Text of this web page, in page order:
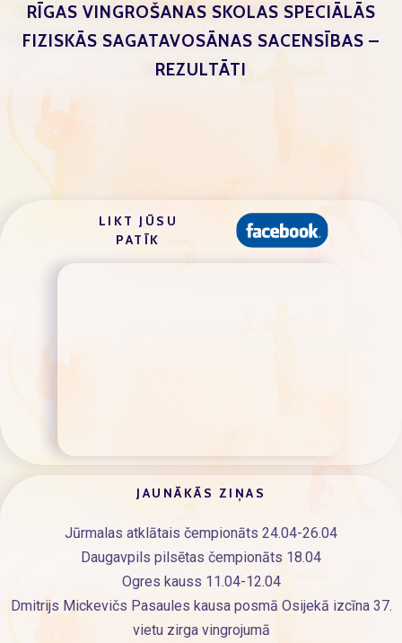
RĪGAS VINGROŠANAS SKOLAS SPECIĀLĀS
FIZISKĀS SAGATAVOSĀNAS SACENSĪBAS –
REZULTĀTI
LIKT JŪSU
PATĪK
JAUNĀKĀS ZIŅAS
Jūrmalas atklātais čempionāts 24.04-26.04
Daugavpils pilsētas čempionāts 18.04
Ogres kauss 11.04-12.04
Dmitrijs Mickevičs Pasaules kausa posmā Osijekā izcīna 37.
vietu zirga vingrojumā